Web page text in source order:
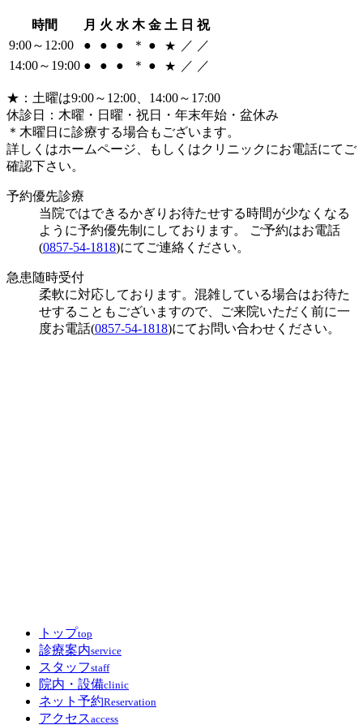
時間 月 火 水 木 金 土 日 祝
9:00～12:00
● ● ● ＊ ● ★ ／ ／
14:00～19:00 ● ● ● ＊ ● ★ ／ ／
★ ：土曜は9:00～12:00、14:00～17:00
休診日：木曜・日曜・祝日・年末年始・盆休み
＊ 木曜日に診療する場合もございます。
詳しくはホームページ、もしくはクリニックにお電話にてご
確認下さい。
予約優先診療
当院ではできるかぎりお待たせする時間が少なくなる
ように予約優先制にしております。 ご予約はお電話
(0857-54-1818)にてご連絡ください。
急患随時受付
柔軟に対応しております。混雑している場合はお待た
せすることもございますので、ご来院いただく前に一
度お電話(0857-54-1818)にてお問い合わせください。
トップtop
診療案内service
スタッフstaff
院内・設備clinic
ネット予約Reservation
アクセスaccess